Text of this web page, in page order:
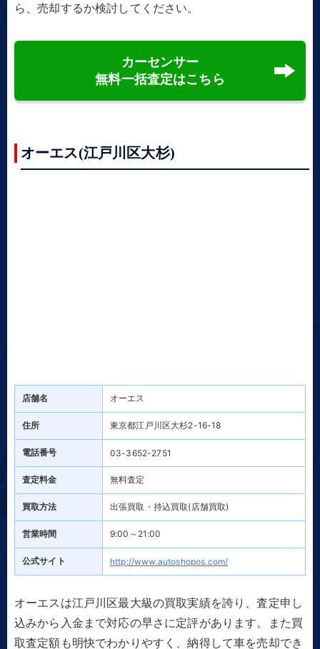
ら、売却するか検討してください。
カーセンサー
無料一括査定はこちら
オーエス(江戸川区大杉)
店舗名 オーエス
住所 東京都江戸川区大杉2-16-18
電話番号 03-3652-2751
査定料金 無料査定
買取方法 出張買取・持込買取(店舗買取)
営業時間 9:00～21:00
公式サイト http://www.autoshopos.com/
オーエスは江戸川区最大級の買取実績を誇り、査定申し
込みから入金まで対応の早さに定評があります。また買
取査定額も明快でわかりやすく、納得して車を売却でき